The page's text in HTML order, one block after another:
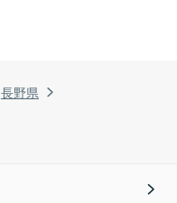
長野県